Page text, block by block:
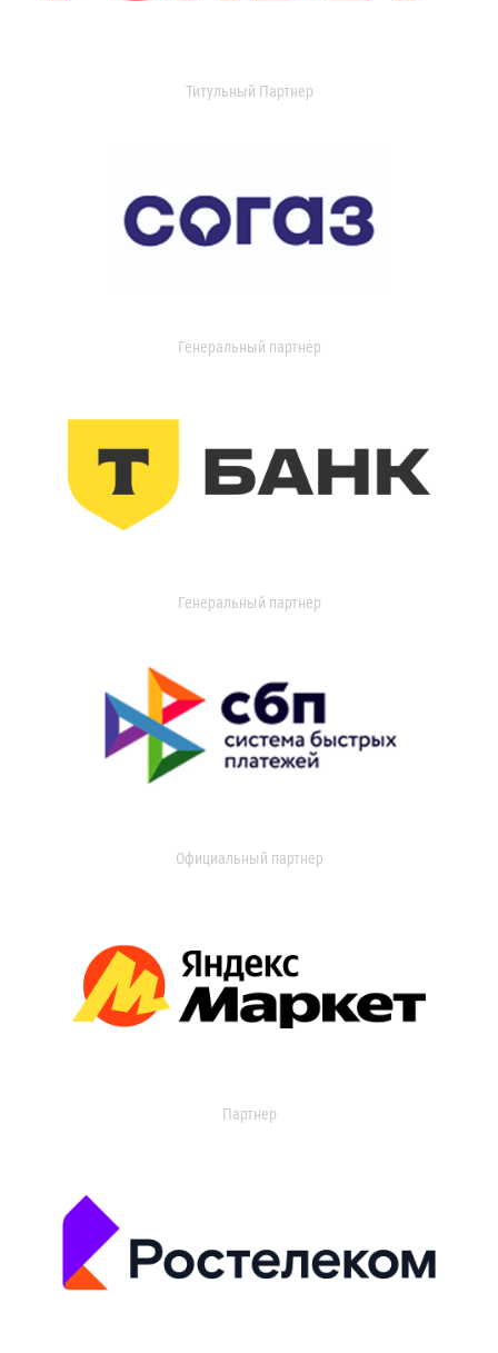
Титульный Партнер
Генеральный партнер
Генеральный партнер
Официальный партнер
Партнер